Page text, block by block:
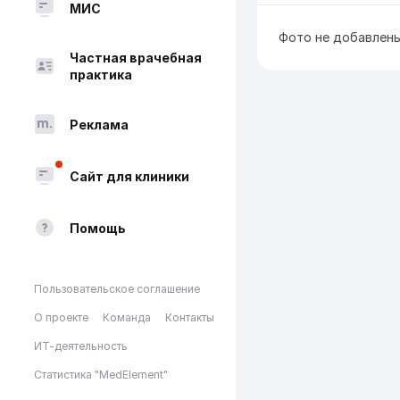
МИС
Частная врачебная
практика
Реклама
Сайт для клиники
Помощь
Пользовательское соглашение
О проекте Команда Контакты
ИТ-деятельность
Статистика "MedElement"
Фото не